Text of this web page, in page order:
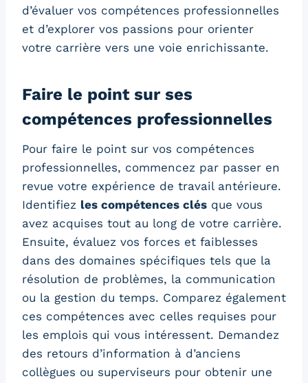
d’évaluer vos compétences professionnelles
et d’explorer vos passions pour orienter
votre carrière vers une voie enrichissante.
Faire le point sur ses
compétences professionnelles
Pour faire le point sur vos compétences
professionnelles, commencez par passer en
revue votre expérience de travail antérieure.
Identifiez les compétences clés que vous
avez acquises tout au long de votre carrière.
Ensuite, évaluez vos forces et faiblesses
dans des domaines spécifiques tels que la
résolution de problèmes, la communication
ou la gestion du temps. Comparez également
ces compétences avec celles requises pour
les emplois qui vous intéressent. Demandez
des retours d’information à d’anciens
collègues ou superviseurs pour obtenir une